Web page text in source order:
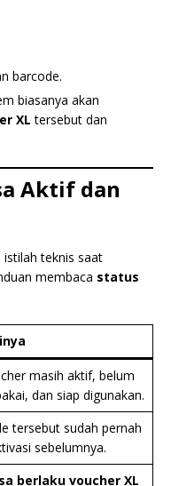
barcode.
biasanya akan
XL tersebut dan
Aktif dan
istilah teknis saat
membaca status
masih aktif, belum
dan siap digunakan.
tersebut sudah pernah
sebelumnya.
berlaku voucher XL